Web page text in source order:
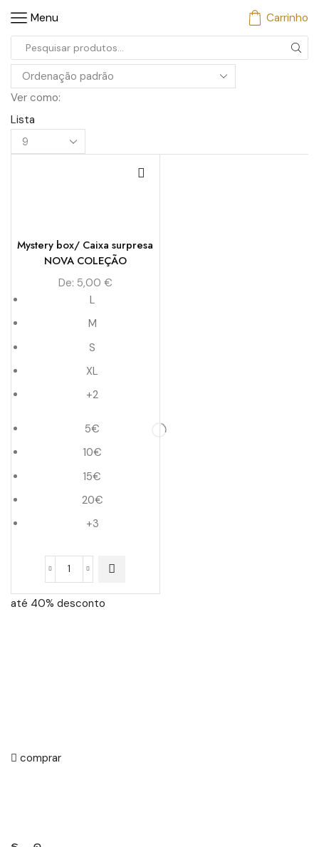
Menu Carrinho
pesquisa
Ver como:
Lista
Produtos
por
Mystery box/ Caixa surpresa
NOVA COLEÇÃO
De: 5,00 €
L
M
S
XL
+2
5€
10€
15€
20€
+3
Quantidade
de
Mystery
até 40% desconto
comprar